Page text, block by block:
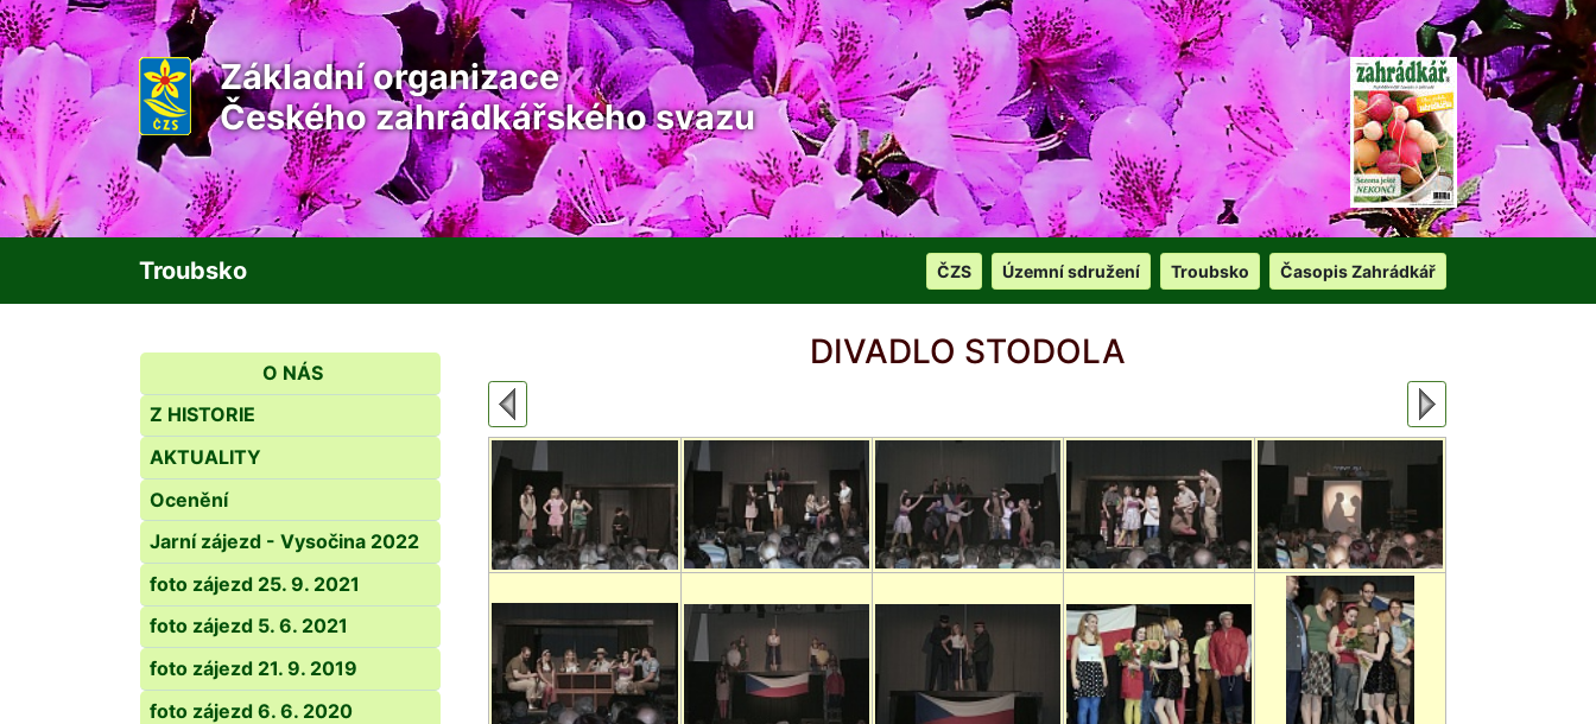
Základní organizace
Českého zahrádkářského svazu
Troubsko ČZS Územní sdružení Troubsko Časopis Zahrádkář
O NÁS
Z HISTORIE
AKTUALITY
Ocenění
Jarní zájezd - Vysočina 2022
foto zájezd 25. 9. 2021
foto zájezd 5. 6. 2021
foto zájezd 21. 9. 2019
foto zájezd 6. 6. 2020
DIVADLO STODOLA